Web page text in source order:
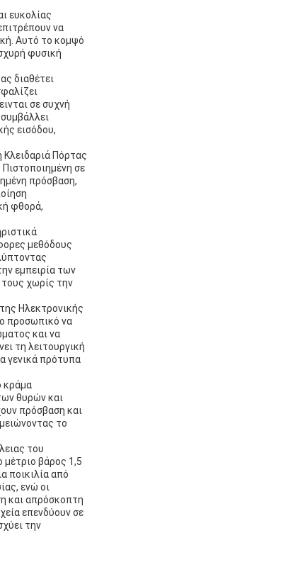
ευκολίας
να
Αυτό το κομψό
φυσική
διαθέτει
σε συχνή
εισόδου,
Κλειδαριά Πόρτας
σε
πρόσβαση,
φθορά,
μεθόδους
εμπειρία των
χωρίς την
Ηλεκτρονικής
προσωπικό να
και να
τη λειτουργική
γενικά πρότυπα
κράμα
θυρών και
πρόσβαση και
το
του
μέτριο βάρος 1,5
ποικιλία από
ενώ οι
και απρόσκοπτη
επενδύουν σε
την